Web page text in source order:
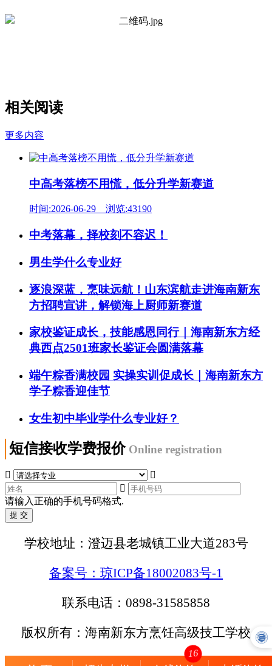
相关阅读
更多内容
中高考落榜不用慌，低分升学新赛道
时间:2026-06-29 浏览:43190
中考落幕，择校刻不容迟！
男生学什么专业好
逐浪深蓝，烹味远航！山东滨航走进海南新东
方招聘宣讲，解锁海上厨师新赛道
家校鉴证成长，技能感恩同行｜海南新东方经
典西点2501班家长鉴证会圆满落幕
端午粽香满校园 实操实训促成长｜海南新东方
学子粽香迎佳节
女生初中毕业学什么专业好？
短信接收学费报价 Online registration



请输入正确的手机号码格式.
学校地址：澄迈县老城镇工业大道283号
备案号：琼ICP备18002083号-1
联系电话：0898-31585858
版权所有：海南新东方烹饪高级技工学校
16